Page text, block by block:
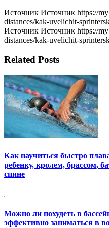
Источник Источник https://
distances/kak-uvelichit-
Источник Источник https://
distances/kak-uvelichit-
Related Posts
Как научиться быстро
ребенку, кролем, брассом,
спине
Можно ли похудеть в
эффективно заниматься в